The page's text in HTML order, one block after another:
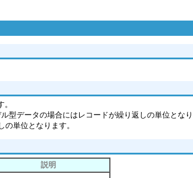
型データの場合にはレコードが繰り返しの単位となり
単位となります。
説明